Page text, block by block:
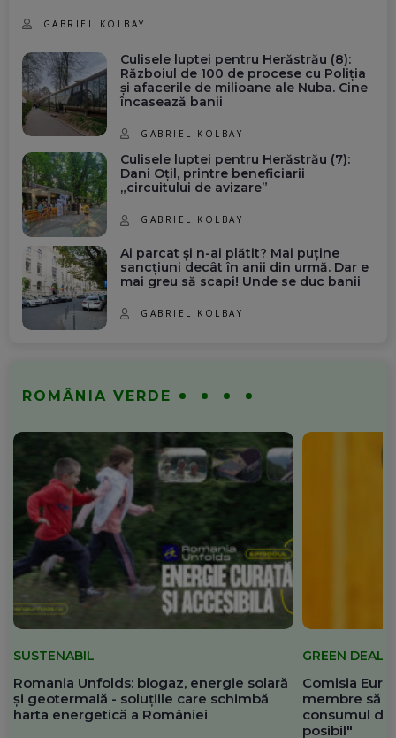
GABRIEL KOLBAY
Culisele luptei pentru Herăstrău (8):
Războiul de 100 de procese cu Poliția
și afacerile de milioane ale Nuba. Cine
încasează banii
GABRIEL KOLBAY
Culisele luptei pentru Herăstrău (7):
Dani Oțil, printre beneficiarii
„circuitului de avizare”
GABRIEL KOLBAY
Ai parcat și n-ai plătit? Mai puține
sancțiuni decât în anii din urmă. Dar e
mai greu să scapi! Unde se duc banii
GABRIEL KOLBAY
ROMÂNIA VERDE
SUSTENABIL
Romania Unfolds: biogaz, energie solară
și geotermală - soluțiile care schimbă
harta energetică a României
GREEN DEAL
Comisia
membre să
consumul de
posibil"